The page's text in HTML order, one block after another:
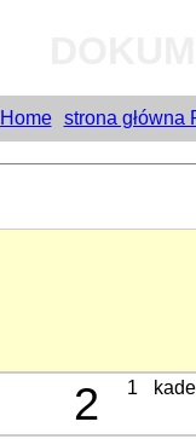
Home strona główna
2 1